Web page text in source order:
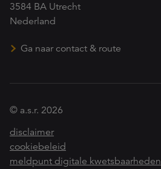
3584 BA Utrecht
Nederland
Ga naar contact & route
© a.s.r. 2026
disclaimer
cookiebeleid
meldpunt digitale kwetsbaarheden